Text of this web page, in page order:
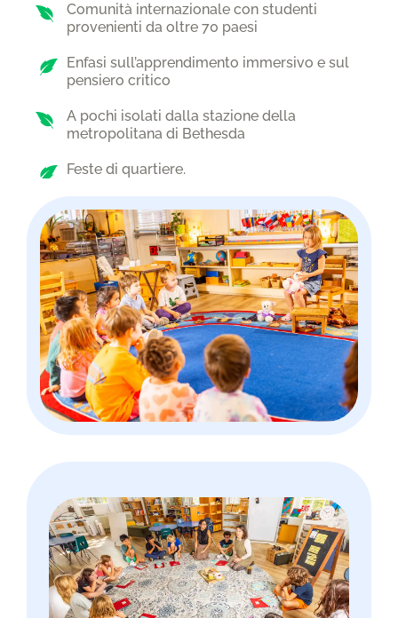
Comunità internazionale con studenti
provenienti da oltre 70 paesi
Enfasi sull’apprendimento immersivo e sul
pensiero critico
A pochi isolati dalla stazione della
metropolitana di Bethesda
Feste di quartiere.